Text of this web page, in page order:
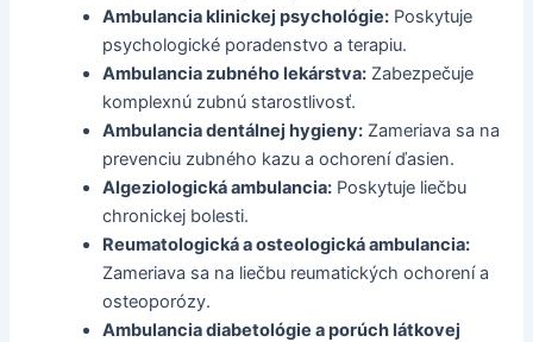
Ambulancia klinickej psychológie: Poskytuje
psychologické poradenstvo a terapiu.
Ambulancia zubného lekárstva: Zabezpečuje
komplexnú zubnú starostlivosť.
Ambulancia dentálnej hygieny: Zameriava sa na
prevenciu zubného kazu a ochorení ďasien.
Algeziologická ambulancia: Poskytuje liečbu
chronickej bolesti.
Reumatologická a osteologická ambulancia:
Zameriava sa na liečbu reumatických ochorení a
osteoporózy.
Ambulancia diabetológie a porúch látkovej